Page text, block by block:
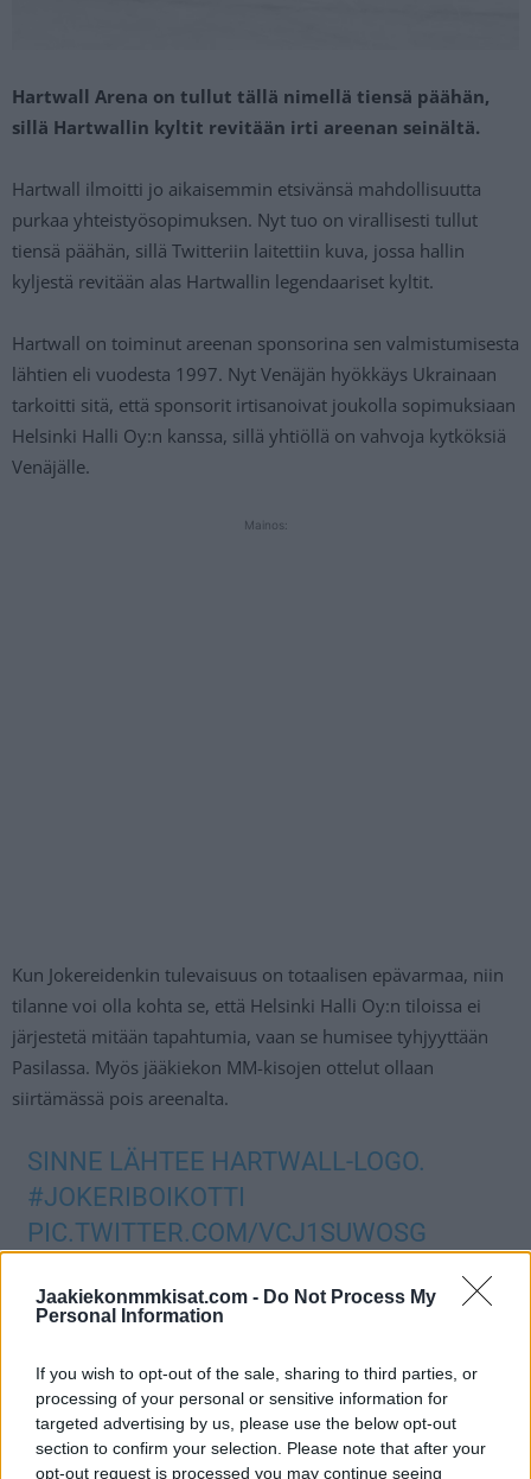
Jaakiekonmmkisat.com - Do Not Process My
Personal Information
If you wish to opt-out of the sale, sharing to third parties, or
processing of your personal or sensitive information for
targeted advertising by us, please use the below opt-out
section to confirm your selection. Please note that after your
opt-out request is processed you may continue seeing
Hartwall Arena on tullut tällä nimellä tiensä päähän,
sillä Hartwallin kyltit revitään irti areenan seinältä.
Hartwall ilmoitti jo aikaisemmin etsivänsä mahdollisuutta
purkaa yhteistyösopimuksen. Nyt tuo on virallisesti tullut
tiensä päähän, sillä Twitteriin laitettiin kuva, jossa hallin
kyljestä revitään alas Hartwallin legendaariset kyltit.
Hartwall on toiminut areenan sponsorina sen valmistumisesta
lähtien eli vuodesta 1997. Nyt Venäjän hyökkäys Ukrainaan
tarkoitti sitä, että sponsorit irtisanoivat joukolla sopimuksiaan
Helsinki Halli Oy:n kanssa, sillä yhtiöllä on vahvoja kytköksiä
Venäjälle.
Mainos:
Kun Jokereidenkin tulevaisuus on totaalisen epävarmaa, niin
tilanne voi olla kohta se, että Helsinki Halli Oy:n tiloissa ei
järjestetä mitään tapahtumia, vaan se humisee tyhjyyttään
Pasilassa. Myös jääkiekon MM-kisojen ottelut ollaan
siirtämässä pois areenalta.
SINNE LÄHTEE HARTWALL-LOGO.
#JOKERIBOIKOTTI
PIC.TWITTER.COM/VCJ1SUWOSG
— Toni Pakarinen (@tonipaka) March 2, 2022
HARTWALL ARENAN NIMIKYLTIT
OTETTIIN POIS HELSINGIN AREENASTA
– KATSO VIDEO HISTORIALLISESTA
HETKESTÄ: